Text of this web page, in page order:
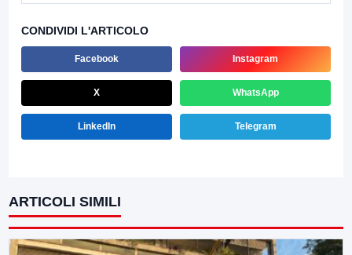
CONDIVIDI L'ARTICOLO
Facebook Instagram
X WhatsApp
LinkedIn Telegram
ARTICOLI SIMILI